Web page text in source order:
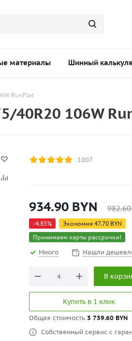
материалы Шинный
RunFlat
40R20 106W
1007
934.90 BYN 982.60
-4.85% Экономия 47.70 BYN
Принимаем карты рассрочки!
Много Нашли
В
Купить в 1 клик
Общая стоимость 3 739.60 BYN
Собственный сервис с